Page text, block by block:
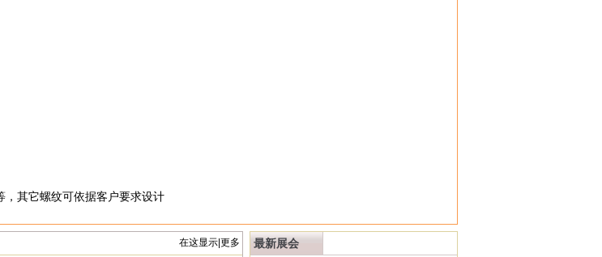
其它螺纹可依据客户要求设计
在这显示|更多 最新展会